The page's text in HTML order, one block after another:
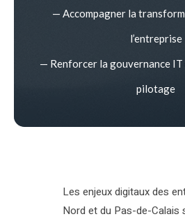
— Accompagner la
l’entreprise
— Renforcer la gouvernance IT
pilotage
Les enjeux digitaux des
Nord et du Pas-de-Calais